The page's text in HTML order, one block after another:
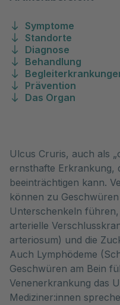
Symptome
Standorte
Diagnose
Behandlung
Prävention
Das Organ
Ulcus Cruris, auch als
ernsthafte Erkrankung,
beeinträchtigen kann.
können zu
Unterschenkeln
arterielle
arteriosum) und die
Auch Lymphödeme
Geschwüren am Bein
Venenerkrankung das
Mediziner:innen